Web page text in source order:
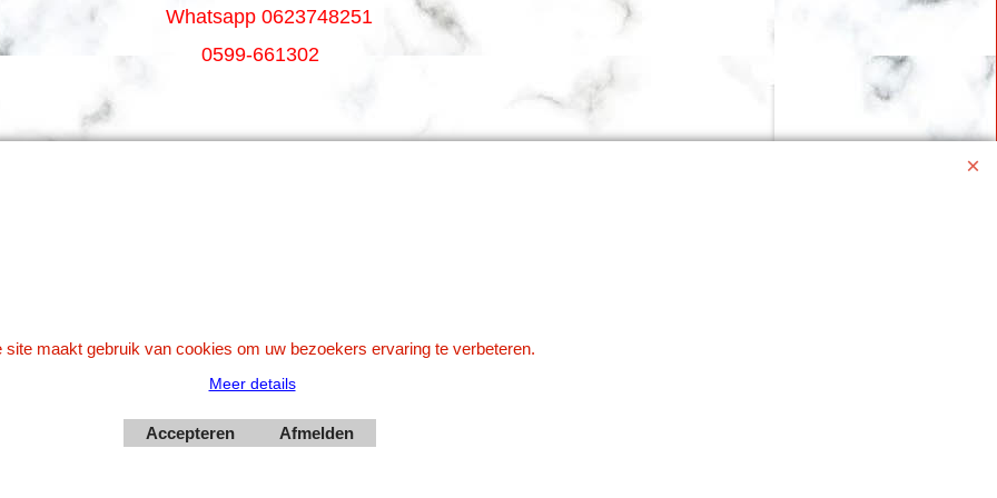
Whatsapp 0623748251
0599-661302
Webwinkel gemaakt met
ShopFactory webwinkel
software.
site maakt gebruik van cookies om uw bezoekers ervaring te verbeteren.
Meer details
Accepteren Afmelden